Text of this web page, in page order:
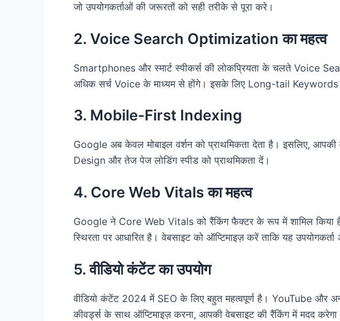
जो उपयोगकर्ताओं की जरूरतों को सही तरीके से पूरा करे।
2. Voice Search Optimization का महत्व
Smartphones और स्मार्ट स्पीकर्स की लोकप्रियता के चलते Voice
अधिक सर्च Voice के माध्यम से होंगे। इसके लिए Long-tail
3. Mobile-First Indexing
Google अब केवल मोबाइल वर्शन को प्राथमिकता देता है। इसलिए, आपकी
Design और तेज पेज लोडिंग स्पीड को प्राथमिकता दें।
4. Core Web Vitals का महत्व
Google ने Core Web Vitals को रैंकिंग फैक्टर के रूप में शामिल किया
स्थिरता पर आधारित है। वेबसाइट को ऑप्टिमाइज़ करें ताकि यह
5. वीडियो कंटेंट का उपयोग
वीडियो कंटेंट 2024 में SEO के लिए बहुत महत्वपूर्ण है। YouTube और
कीवर्ड्स के साथ ऑप्टिमाइज़ करना, आपकी वेबसाइट की रैंकिंग में मदद